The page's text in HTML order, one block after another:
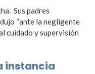
Sus padres
“ante la negligente
cuidado y supervisión
instancia